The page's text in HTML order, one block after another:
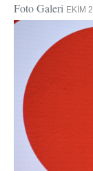
Foto Galeri EKIM